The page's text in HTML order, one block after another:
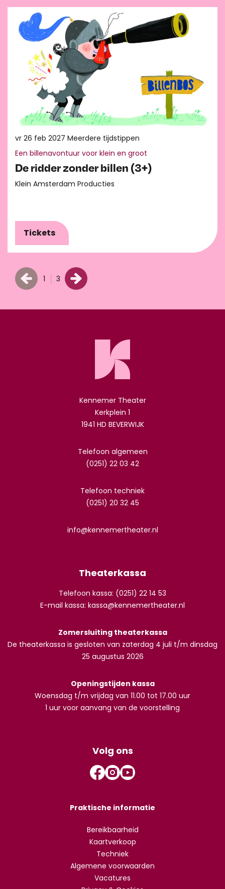
De ridder zonder billen (3+)
Klein Amsterdam Producties
Een billenavontuur voor klein en groot
vr 26 feb 2027 Meerdere tijdstippen
Tickets
1 3
Kennemer Theater
Kerkplein 1
1941 HD BEVERWIJK
Telefoon algemeen
(0251) 22 03 42
Telefoon techniek
(0251) 20 32 45
info@kennemertheater.nl
Theaterkassa
Telefoon kassa: (0251) 22 14 53
E-mail kassa: kassa@kennemertheater.nl
Zomersluiting theaterkassa
De theaterkassa is gesloten van zaterdag 4 juli t/m dinsdag
25 augustus 2026
Openingstijden kassa
Woensdag t/m vrijdag van 11.00 tot 17.00 uur
1 uur voor aanvang van de voorstelling
Volg ons
Praktische informatie
Bereikbaarheid
Kaartverkoop
Techniek
Algemene voorwaarden
Vacatures